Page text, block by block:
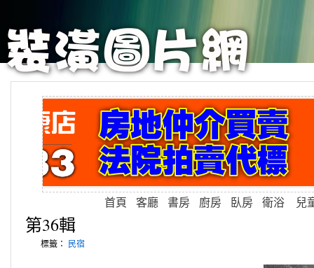
首頁 客廳 書房 廚房 臥房 衛浴 兒
第36輯
標籤： 民宿